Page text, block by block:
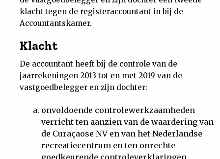
klacht tegen de registeraccountant in bij de
Accountantskamer.
Klacht
De accountant heeft bij de controle van de
jaarrekeningen 2013 tot en met 2019 van de
vastgoedbelegger en zijn dochter:
onvoldoende controlewerkzaamheden
verricht ten aanzien van de waardering van
de Curaçaose NV en van het Nederlandse
recreatiecentrum en ten onrechte
goedkeurende controleverklaringen